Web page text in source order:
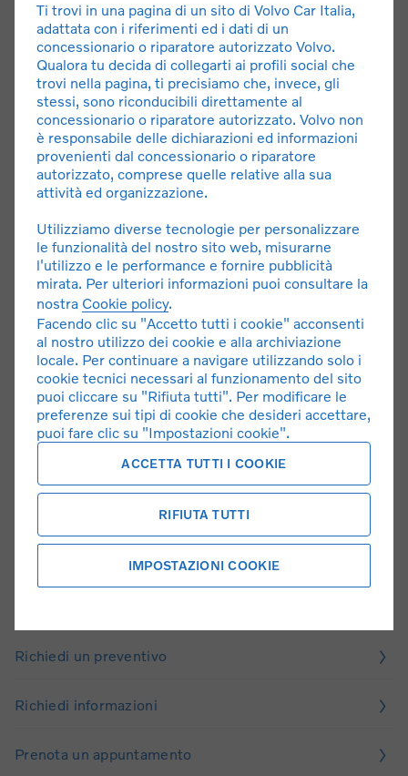
EX90 Noleggio a P. Iva
al mese, 36 mesi / 30.000 km totali, con anticipo di
12.000 €. Importi IVA esclusa.*
SCOPRI L'OFFERTA
Richiedi un preventivo
Richiedi informazioni
Prenota un appuntamento
Ti trovi in una pagina di un sito di Volvo Car Italia,
adattata con i riferimenti ed i dati di un
concessionario o riparatore autorizzato Volvo.
Qualora tu decida di collegarti ai profili social che
trovi nella pagina, ti precisiamo che, invece, gli
stessi, sono riconducibili direttamente al
concessionario o riparatore autorizzato. Volvo non
è responsabile delle dichiarazioni ed informazioni
provenienti dal concessionario o riparatore
autorizzato, comprese quelle relative alla sua
attività ed organizzazione.
Utilizziamo diverse tecnologie per personalizzare
le funzionalità del nostro sito web, misurarne
l'utilizzo e le performance e fornire pubblicità
mirata. Per ulteriori informazioni puoi consultare la
nostra Cookie policy.
Facendo clic su "Accetto tutti i cookie" acconsenti
al nostro utilizzo dei cookie e alla archiviazione
locale. Per continuare a navigare utilizzando solo i
cookie tecnici necessari al funzionamento del sito
puoi cliccare su "Rifiuta tutti". Per modificare le
preferenze sui tipi di cookie che desideri accettare,
puoi fare clic su "Impostazioni cookie".
ACCETTA TUTTI I COOKIE
RIFIUTA TUTTI
IMPOSTAZIONI COOKIE